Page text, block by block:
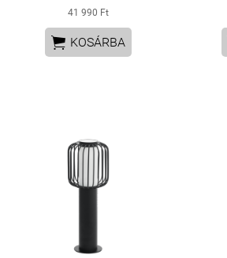
41 990 Ft
 KOSÁRBA